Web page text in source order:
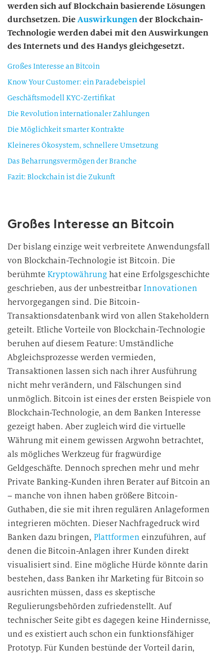
werden sich auf Blockchain basierende Lösungen
durchsetzen. DieAuswirkungender Blockchain-
Technologie werden dabei mit den Auswirkungen
des Internets und des Handys gleichgesetzt.
Großes Interesse an Bitcoin
Know Your Customer: ein Paradebeispiel
Geschäftsmodell KYC-Zertifikat
Die Revolution internationaler Zahlungen
Die Möglichkeit smarter Kontrakte
Kleineres Ökosystem, schnellere Umsetzung
Das Beharrungsvermögen der Branche
Fazit: Blockchain ist die Zukunft
Großes Interesse an Bitcoin
Der bislang einzige weit verbreitete Anwendungsfall
von Blockchain-Technologie ist Bitcoin. Die
berühmte Kryptowährunghat eine Erfolgsgeschichte
geschrieben, aus der unbestreitbarInnovationen
hervorgegangen sind. Die Bitcoin-
Transaktionsdatenbank wird von allen Stakeholdern
geteilt. Etliche Vorteile von Blockchain-Technologie
beruhen auf diesem Feature: Umständliche
Abgleichsprozesse werden vermieden,
Transaktionen lassen sich nach ihrer Ausführung
nicht mehr verändern, und Fälschungen sind
unmöglich. Bitcoin ist eines der ersten Beispiele von
Blockchain-Technologie, an dem Banken Interesse
gezeigt haben. Aber zugleich wird die virtuelle
Währung mit einem gewissen Argwohn betrachtet,
als mögliches Werkzeug für fragwürdige
Geldgeschäfte. Dennoch sprechen mehr und mehr
Private Banking-Kunden ihren Berater auf Bitcoin an
– manche von ihnen haben größere Bitcoin-
Guthaben, die sie mit ihren regulären Anlageformen
integrieren möchten. Dieser Nachfragedruck wird
Banken dazu bringen, Plattformen einzuführen, auf
denen die Bitcoin-Anlagen ihrer Kunden direkt
visualisiert sind. Eine mögliche Hürde könnte darin
bestehen, dass Banken ihr Marketing für Bitcoin so
ausrichten müssen, dass es skeptische
Regulierungsbehörden zufriedenstellt. Auf
technischer Seite gibt es dagegen keine Hindernisse,
und es existiert auch schon ein funktionsfähiger
Prototyp. Für Kunden bestünde der Vorteil darin,